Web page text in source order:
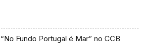
“No Fundo Portugal é Mar” no CCB